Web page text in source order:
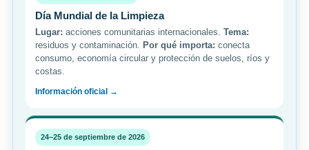
Día Mundial de la Limpieza
Lugar: acciones comunitarias internacionales. Tema:
residuos y contaminación.
Por qué importa: conecta
consumo, economía circular y protección de suelos, ríos y
costas.
Información oficial →
24–25 de septiembre de 2026